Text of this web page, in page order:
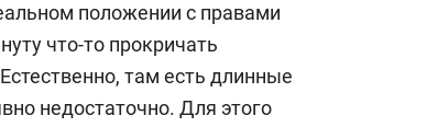
положении с правами
что-то прокричать
там есть длинные
недостаточно. Для этого